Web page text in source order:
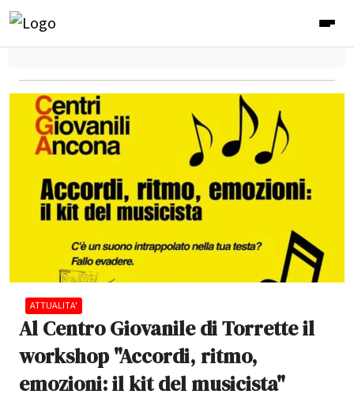
ATTUALITA'
Al Centro Giovanile di Torrette il
workshop "Accordi, ritmo,
emozioni: il kit del musicista"